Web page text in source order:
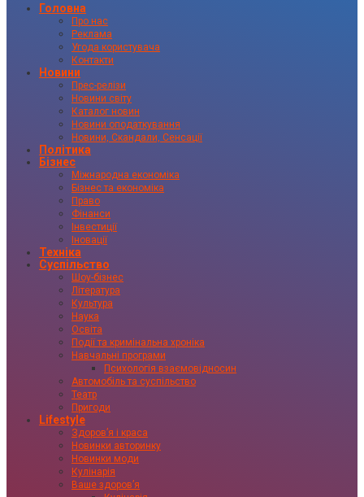
Головна
Про нас
Реклама
Угода користувача
Контакти
Новини
Прес-релізи
Новини світу
Каталог новин
Новини оподаткування
Новини, Скандали, Сенсації
Політика
Бізнес
Міжнародна економіка
Бізнес та економіка
Право
Фінанси
Інвестиції
Іновації
Техніка
Суспільство
Шоу-бізнес
Література
Культура
Наука
Освіта
Події та кримінальна хроніка
Навчальні програми
Психологія взаємовідносин
Автомобіль та суспільство
Театр
Пригоди
Lifestyle
Здоровʼя і краса
Новинки авторинку
Новинки моди
Кулінарія
Ваше здоровʼя